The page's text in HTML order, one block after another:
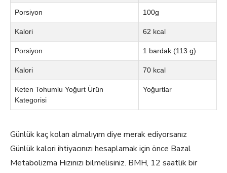
Porsiyon 100g
Kalori 62 kcal
Porsiyon 1 bardak (113 g)
Kalori 70 kcal
Keten Tohumlu Yoğurt Ürün
Kategorisi
Yoğurtlar
Günlük kaç koları almalıyım diye merak ediyorsanız
Günlük kalori ihtiyacınızı hesaplamak için önce Bazal
Metabolizma Hızınızı bilmelisiniz. BMH, 12 saatlik bir